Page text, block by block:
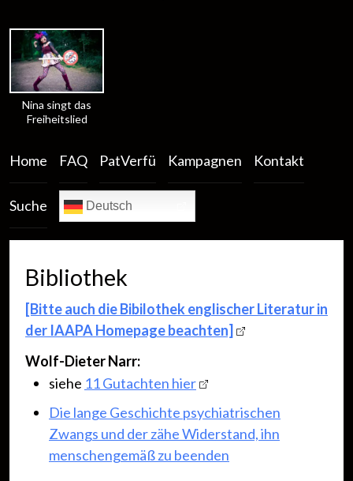
Nina singt das
Freiheitslied
Home FAQ PatVerfü Kampagnen Kontakt
Suche Deutsch
Bibliothek
[Bitte auch die Bibilothek englischer Literatur in
der IAAPA Homepage beachten]
Wolf-Dieter Narr:
siehe 11 Gutachten hier
Die lange Geschichte psychiatrischen
Zwangs und der zähe Widerstand, ihn
menschengemäß zu beenden